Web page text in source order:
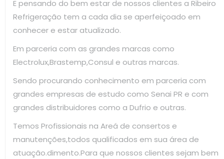
E pensando do bem estar de nossos clientes a Ribeiro
Refrigeração tem a cada dia se aperfeiçoado em
conhecer e estar atualizado.
Em parceria com as grandes marcas como
Electrolux,Brastemp,Consul e outras marcas.
Sendo procurando conhecimento em parceria com
grandes empresas de estudo como Senai PR e com
grandes distribuidores como a Dufrio e outras.
Temos Profissionais na Areá de consertos e
manutenções,todos qualificados em sua área de
atuação.dimento.Para que nossos clientes sejam bem